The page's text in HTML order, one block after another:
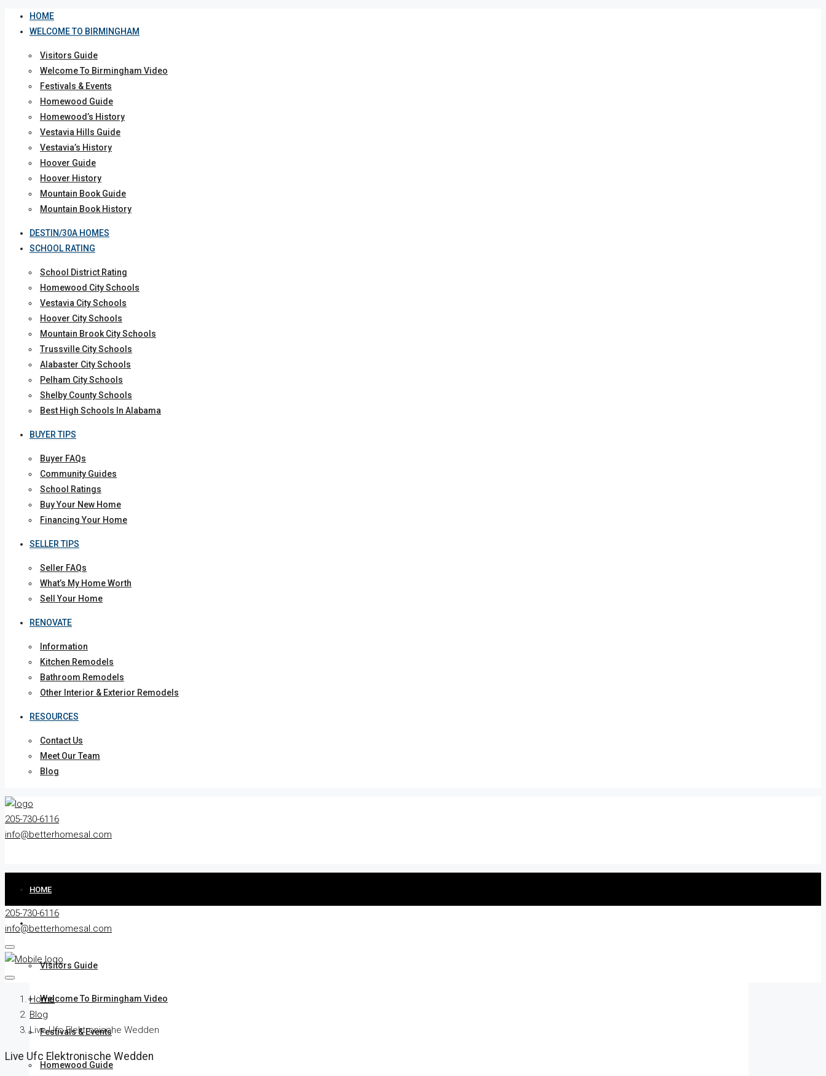
HOME
WELCOME TO BIRMINGHAM
Visitors Guide
Welcome To Birmingham Video
Festivals & Events
Homewood Guide
Homewood’s History
Vestavia Hills Guide
Vestavia’s History
Hoover Guide
Hoover History
Mountain Book Guide
Mountain Book History
DESTIN/30A HOMES
SCHOOL RATING
School District Rating
Homewood City Schools
Vestavia City Schools
Hoover City Schools
Mountain Brook City Schools
Trussville City Schools
Alabaster City Schools
Pelham City Schools
Shelby County Schools
Best High Schools In Alabama
BUYER TIPS
Buyer FAQs
Community Guides
School Ratings
Buy Your New Home
Financing Your Home
SELLER TIPS
Seller FAQs
What’s My Home Worth
Sell Your Home
RENOVATE
Information
Kitchen Remodels
Bathroom Remodels
Other Interior & Exterior Remodels
RESOURCES
Contact Us
Meet Our Team
Blog
205-730-6116
info@betterhomesal.com
HOME
WELCOME TO BIRMINGHAM
Visitors Guide
Welcome To Birmingham Video
Festivals & Events
Homewood Guide
205-730-6116
info@betterhomesal.com
Home
Blog
Live Ufc Elektronische Wedden
Live Ufc Elektronische Wedden